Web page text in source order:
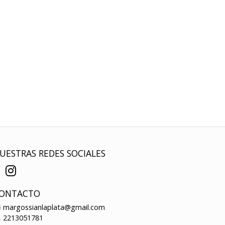
REDES SOCIALES
margossianlaplata@gmail.com
2213051781